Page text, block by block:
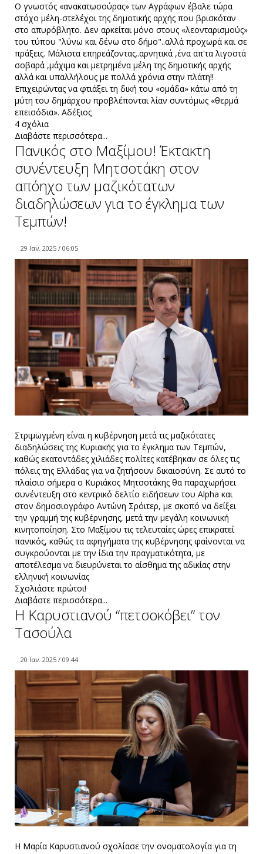
Ο γνωστός «ανακατωσούρας» των Αγράφων έβαλε τώρα
στόχο μέλη-στελέχοι της δημοτικής αρχής που βρισκόταν
στο απυρόβλητο. Δεν αρκείται μόνο στους «λεονταρισμούς»
του τύπου "λύνω και δένω στο δήμο"..αλλά προχωρά και σε
πράξεις. Μάλιστα επηρεάζοντας..αρνητικά ,ένα απ'τα λιγοστά
σοβαρά ,μάχιμα και μετρημένα μέλη της δημοτικής αρχής
αλλά και υπαλλήλους με πολλά χρόνια στην πλάτη!!
Επιχειρώντας να φτιάξει τη δική του «ομάδα» κάτω από τη
μύτη του δημάρχου προβλέπονται λίαν συντόμως «θερμά
επεισόδια». Αδέξιος
4 σχόλια
Διαβάστε περισσότερα...
Πανικός στο Μαξίμου! Έκτακτη
συνέντευξη Μητσοτάκη στον
απόηχο των μαζικότατων
διαδηλώσεων για το έγκλημα των
Τεμπών!
29 Ιαν. 2025 / 06:05
Στριμωγμένη είναι η κυβέρνηση μετά τις μαζικότατες
διαδηλώσεις της Κυριακής για το έγκλημα των Τεμπών,
καθώς εκατοντάδες χιλιάδες πολίτες κατέβηκαν σε όλες τις
πόλεις της Ελλάδας για να ζητήσουν δικαιοσύνη. Σε αυτό το
πλαίσιο σήμερα ο Κυριάκος Μητσοτάκης θα παραχωρήσει
συνέντευξη στο κεντρικό δελτίο ειδήσεων του Alpha και
στον δημοσιογράφο Αντώνη Σρόιτερ, με σκοπό να δείξει
την γραμμή της κυβέρνησης, μετά την μεγάλη κοινωνική
κινητοποίηση. Στο Μαξίμου τις τελευταίες ώρες επικρατεί
πανικός, καθώς τα αφηγήματα της κυβέρνησης φαίνονται να
συγκρούονται με την ίδια την πραγματικότητα, με
αποτέλεσμα να διευρύνεται το αίσθημα της αδικίας στην
ελληνική κοινωνίας
Σχολιάστε πρώτοι!
Διαβάστε περισσότερα...
Η Καρυστιανού “πετσοκόβει” τον
Τασούλα
20 Ιαν. 2025 / 09:44
Η Μαρία Καρυστιανού σχολίασε την ονοματολογία για τη